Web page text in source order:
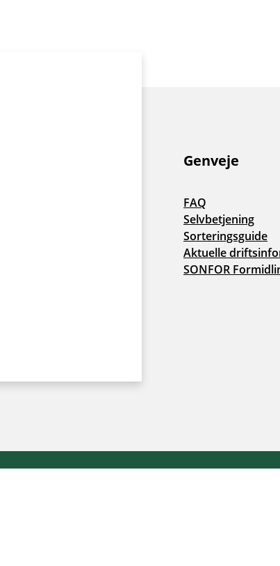
Genveje
FAQ
Selvbetjening
Sorteringsguide
Aktuelle
SONFOR